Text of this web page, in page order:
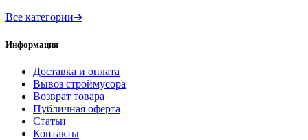
Все категории➔
Информация
Доставка и оплата
Вывоз строймусора
Возврат товара
Публичная оферта
Статьи
Контакты